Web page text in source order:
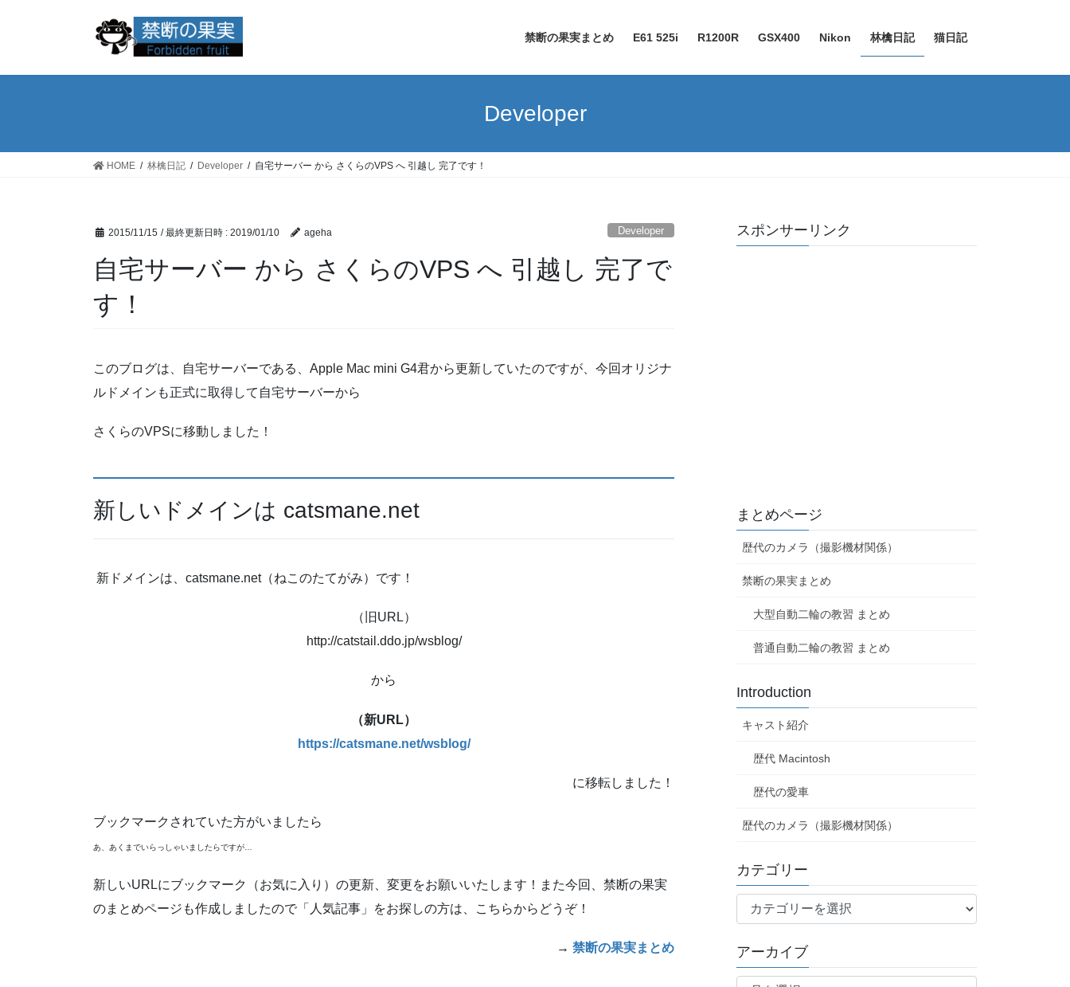
禁断の果実まとめ E61 525i R1200R GSX400 Nikon 林檎日記 猫日記
Developer
HOME 林檎日記 Developer 自宅サーバー から さくらのVPS へ 引越し 完了です！
2015/11/15 / 最終更新日時 : 2019/01/10 ageha Developer
自宅サーバー から さくらのVPS へ 引越し 完了で
す！
このブログは、自宅サーバーである、Apple Mac mini G4君から更新していたのですが、今回オリジナ
ルドメインも正式に取得して自宅サーバーから
さくらのVPSに移動しました！
新しいドメインは catsmane.net
新ドメインは、catsmane.net（ねこのたてがみ）です！
（旧URL）
http://catstail.ddo.jp/wsblog/
から
（新URL）
https://catsmane.net/wsblog/
に移転しました！
ブックマークされていた方がいましたら
あ、あくまでいらっしゃいましたらですが…
新しいURLにブックマーク（お気に入り）の更新、変更をお願いいたします！また今回、禁断の果実
のまとめページも作成しましたので「人気記事」をお探しの方は、こちらからどうぞ！
→ 禁断の果実まとめ
スポンサーリンク
まとめページ
歴代のカメラ（撮影機材関係）
禁断の果実まとめ
大型自動二輪の教習 まとめ
普通自動二輪の教習 まとめ
Introduction
キャスト紹介
歴代 Macintosh
歴代の愛車
歴代のカメラ（撮影機材関係）
カテゴリー
テ
リ
ー
アーカイブ
ア